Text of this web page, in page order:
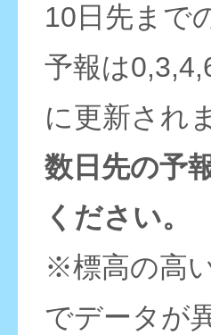
10日先まで
予報は
に更新され
数日先の予
ください。
※標高の高
でデータが